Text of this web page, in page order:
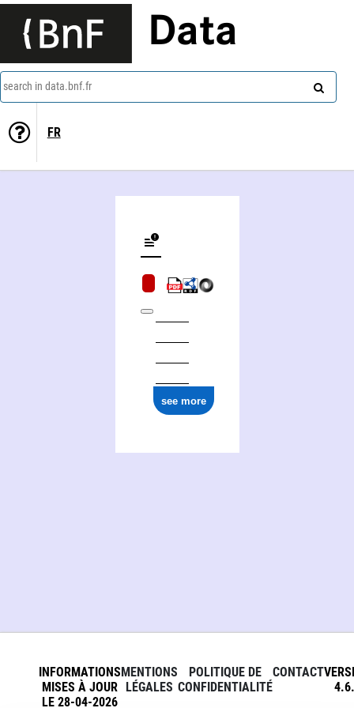
Data
search in data.bnf.fr
FR
see more
INFORMATIONS
MISES À JOUR
LE 28-04-2026
MENTIONS
LÉGALES
POLITIQUE DE
CONFIDENTIALITÉ
CONTACT